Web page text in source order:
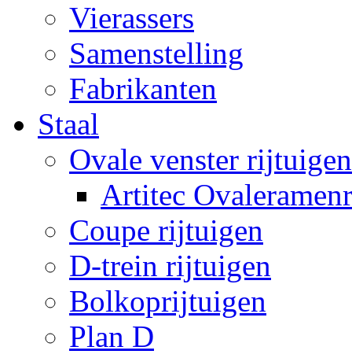
Vierassers
Samenstelling
Fabrikanten
Staal
Ovale venster rijtuigen
Artitec
Coupe rijtuigen
D-trein rijtuigen
Bolkoprijtuigen
Plan D